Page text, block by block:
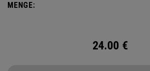
MENGE:
24.00 €